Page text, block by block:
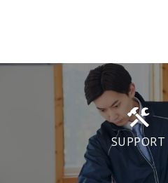
SUPPORT